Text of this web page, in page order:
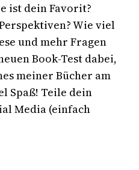
ist dein Favorit?
Wie viel
und mehr Fragen
Book-Test dabei,
meiner Bücher am
Spaß! Teile dein
Media (einfach